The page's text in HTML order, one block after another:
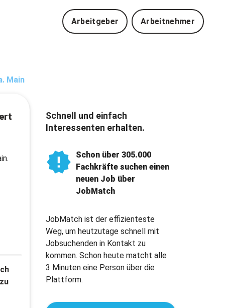
Arbeitgeber Arbeitnehmer
Main
Schnell und einfach
Interessenten erhalten.
Schon über 305.000
Fachkräfte suchen einen
neuen Job über
JobMatch
JobMatch ist der effizienteste
Weg, um heutzutage schnell mit
Jobsuchenden in Kontakt zu
kommen. Schon heute matcht alle
3 Minuten eine Person über die
Plattform.